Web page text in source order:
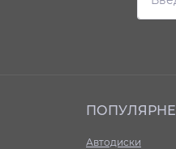
ПОПУЛЯРНЕ
Автодиски